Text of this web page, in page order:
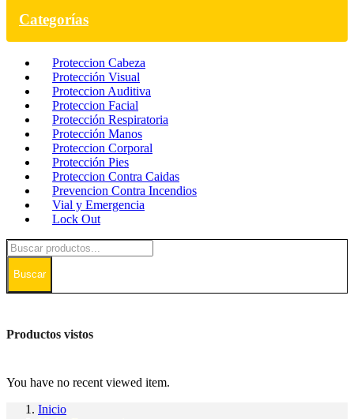
Categorías
Proteccion Cabeza
Protección Visual
Proteccion Auditiva
Proteccion Facial
Protección Respiratoria
Protección Manos
Proteccion Corporal
Protección Pies
Proteccion Contra Caidas
Prevencion Contra Incendios
Vial y Emergencia
Lock Out
Buscar
Productos vistos
You have no recent viewed item.
Inicio